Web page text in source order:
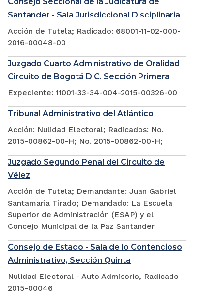
Santander - Sala Jurisdiccional Disciplinaria
Acción de Tutela; Radicado: 68001-11-02-000-
2016-00048-00
Juzgado Cuarto Administrativo de Oralidad
Circuito de Bogotá D.C. Sección Primera
Expediente: 11001-33-34-004-2015-00326-00
Tribunal Administrativo del Atlántico
Acción: Nulidad Electoral; Radicados: No.
2015-00862-00-H; No. 2015-00862-00-H;
Juzgado Segundo Penal del Circuito de
Vélez
Acción de Tutela; Demandante: Juan Gabriel
Santamaria Tirado; Demandado: La Escuela
Superior de Administración (ESAP) y el
Concejo Municipal de la Paz Santander.
Consejo de Estado - Sala de lo Contencioso
Administrativo, Sección Quinta
Nulidad Electoral - Auto Admisorio, Radicado
2015-00046